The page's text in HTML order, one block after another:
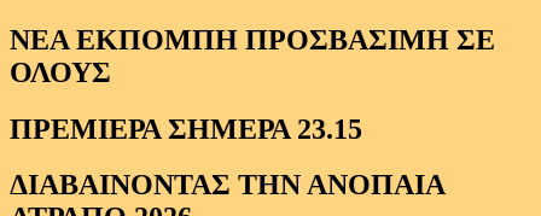
ΝΕΑ ΕΚΠΟΜΠΗ ΠΡΟΣΒΑΣΙΜΗ ΣΕ
ΟΛΟΥΣ
ΠΡΕΜΙΕΡΑ ΣΗΜΕΡΑ 23.15
ΔΙΑΒΑΙΝΟΝΤΑΣ ΤΗΝ ΑΝΟΠΑΙΑ